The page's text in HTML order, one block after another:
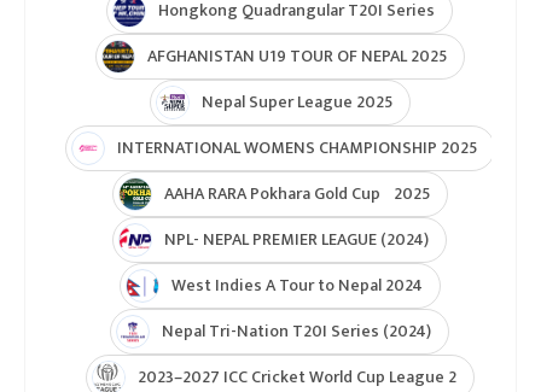
Hongkong Quadrangular T20I Series
AFGHANISTAN U19 TOUR OF NEPAL 2025
Nepal Super League 2025
INTERNATIONAL WOMENS CHAMPIONSHIP 2025
AAHA RARA Pokhara Gold Cup 2025
NPL- NEPAL PREMIER LEAGUE (2024)
West Indies A Tour to Nepal 2024
Nepal Tri-Nation T20I Series (2024)
2023–2027 ICC Cricket World Cup League 2